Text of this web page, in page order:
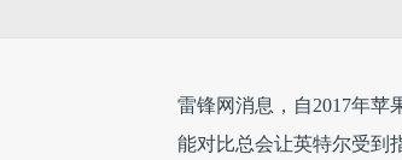
雷锋网消息，自2017年苹
能对比总会让英特尔受到